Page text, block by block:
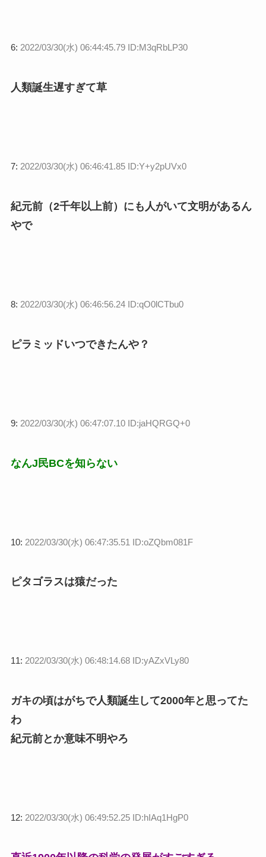
6: 2022/03/30(水) 06:44:45.79 ID:M3qRbLP30
人類誕生遅すぎて草
7: 2022/03/30(水) 06:46:41.85 ID:Y+y2pUVx0
紀元前（2千年以上前）にも人がいて文明があるん
やで
8: 2022/03/30(水) 06:46:56.24 ID:qO0lCTbu0
ピラミッドいつできたんや？
9: 2022/03/30(水) 06:47:07.10 ID:jaHQRGQ+0
なんJ民BCを知らない
10: 2022/03/30(水) 06:47:35.51 ID:oZQbm081F
ピタゴラスは猿だった
11: 2022/03/30(水) 06:48:14.68 ID:yAZxVLy80
ガキの頃はがちで人類誕生して2000年と思ってた
わ
紀元前とか意味不明やろ
12: 2022/03/30(水) 06:49:52.25 ID:hIAq1HgP0